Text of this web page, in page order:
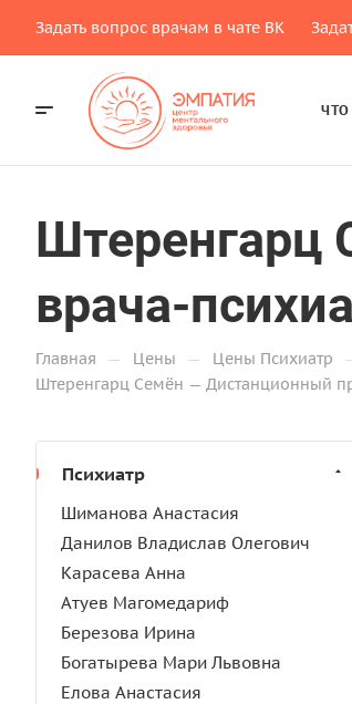
Задать вопрос врачам в чате ВК
Штеренгарц
врача-
Главная — Цены — Цены Психиатр
Штеренгарц Семён — Дистанционный
Психиатр
Шиманова Анастасия
Данилов Владислав Олегович
Карасева Анна
Атуев Магомедариф
Березова Ирина
Богатырева Мари Львовна
Елова Анастасия